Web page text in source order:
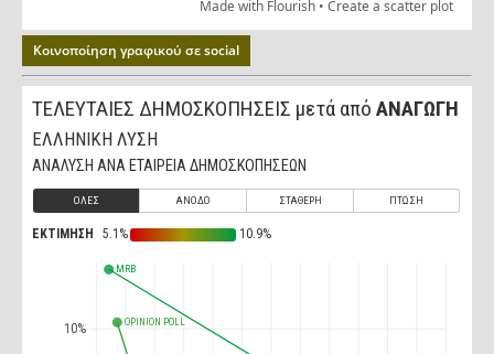
Κοινοποίηση γραφικού σε social